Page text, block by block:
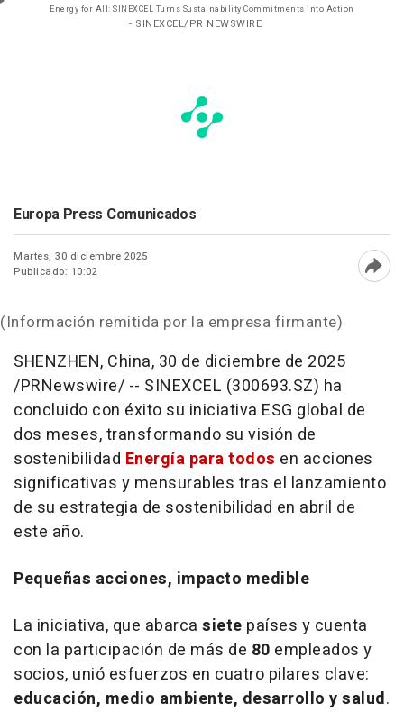
Energy for All: SINEXCEL Turns Sustainability Commitments into Action
- SINEXCEL/PR NEWSWIRE
Europa Press Comunicados
Martes, 30 diciembre 2025
Publicado: 10:02
(Información remitida por la empresa firmante)
SHENZHEN, China, 30 de diciembre de 2025
/PRNewswire/ -- SINEXCEL (300693.SZ) ha
concluido con éxito su iniciativa ESG global de
dos meses, transformando su visión de
sostenibilidad Energía para todos en acciones
significativas y mensurables tras el lanzamiento
de su estrategia de sostenibilidad en abril de
este año.
Pequeñas acciones, impacto medible
La iniciativa, que abarca siete países y cuenta
con la participación de más de 80 empleados y
socios, unió esfuerzos en cuatro pilares clave:
educación, medio ambiente, desarrollo y salud.